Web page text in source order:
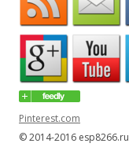
Pinterest.com
© 2014-2016 esp8266.ru